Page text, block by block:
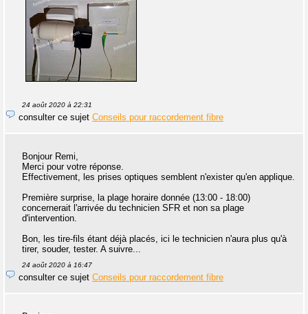
24 août 2020 à 22:31
consulter ce sujet Conseils pour raccordement fibre
Bonjour Remi,
Merci pour votre réponse.
Effectivement, les prises optiques semblent n'exister qu'en applique.
Première surprise, la plage horaire donnée (13:00 - 18:00)
concernerait l'arrivée du technicien SFR et non sa plage
d'intervention.
Bon, les tire-fils étant déjà placés, ici le technicien n'aura plus qu'à
tirer, souder, tester. A suivre...
24 août 2020 à 16:47
consulter ce sujet Conseils pour raccordement fibre